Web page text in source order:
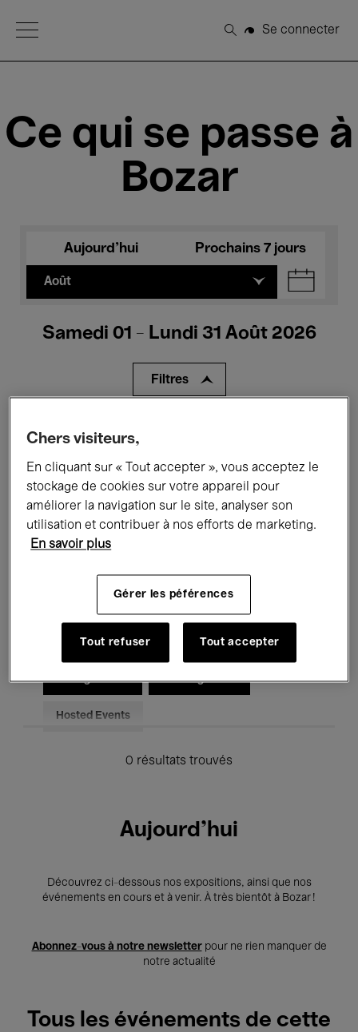
Open Menu
Rechercher
Se connecter
Ce qui se passe à
Bozar
Aujourd'hui Prochains 7 jours
Août
Samedi 01 - Lundi 31 Août 2026
Filtres
Tous les événements
Expositions Films Performances
Rencontres & Débats Jazz
Musique classique
Musique électronique
Pour tous Kids’ Palace
Enseignement Visites guidées
Hosted Events
0 résultats trouvés
Aujourd'hui
Découvrez ci-dessous nos expositions, ainsi que nos
événements en cours et à venir. À très bientôt à Bozar !
Abonnez-vous à notre newsletterpour ne rien manquer de
notre actualité
Tous les événements de cette
Chers visiteurs,
En cliquant sur « Tout accepter », vous acceptez le
stockage de cookies sur votre appareil pour
améliorer la navigation sur le site, analyser son
utilisation et contribuer à nos efforts de marketing.
En savoir plus
Gérer les péférences
Tout refuser Tout accepter